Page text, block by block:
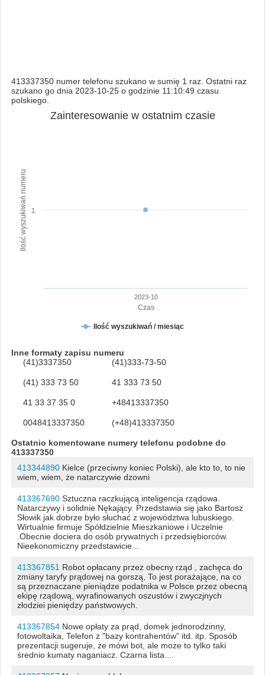
413337350 numer telefonu szukano w sumię 1 raz. Ostatni raz
szukano go dnia 2023-10-25 o godzinie 11:10:49 czasu
polskiego.
Czas
Ilość wyszukiwań numeru
Zainteresowanie w ostatnim czasie
Ilość wyszukiwań / miesiąc
2023-10
1
Inne formaty zapisu numeru
(41)3337350
(41)333-73-50
(41) 333 73 50 41 333 73 50
41 33 37 35 0 +48413337350
0048413337350 (+48)413337350
Ostatnio komentowane numery telefonu podobne do
413337350
413344890Kielce (przeciwny koniec Polski), ale kto to, to nie
wiem, wiem, że natarczywie dzowni
413367690Sztuczna raczkującą inteligencja rządowa.
Natarczywy i solidnie Nękający. Przedstawia się jako Bartosz
Słowik jak dobrze było słuchać z województwa lubuskiego.
Wirtualnie firmuje Spółdzielnie Mieszkaniowe i Uczelnie
.Obecnie dociera do osób prywatnych i przedsiębiorców.
Nieekonomiczny przedstawicie...
413367851 Robot opłacany przez obecny rząd , zachęca do
zmiany taryfy prądowej na gorszą, To jest porażające, na co
są przeznaczane pieniądze podatnika w Polsce przez obecną
ekipę rządową, wyrafinowanych oszustów i zwyczjnych
złodziei pieniędzy państwowych.
413367854Nowe opłaty za prąd, domek jednorodzinny,
fotowoltaika, Telefon z "bazy kontrahentów" itd. itp. Sposób
prezentacji sugeruje, że mówi bot, ale może to tylko taki
średnio kumaty naganiacz. Czarna lista....